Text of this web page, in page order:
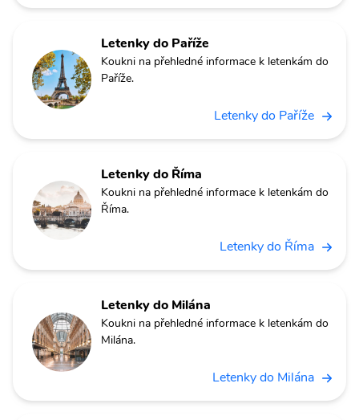
Letenky do Paříže
Koukni na přehledné informace k letenkám do
Paříže.
Letenky do Paříže
Letenky do Říma
Koukni na přehledné informace k letenkám do
Říma.
Letenky do Říma
Letenky do Milána
Koukni na přehledné informace k letenkám do
Milána.
Letenky do Milána